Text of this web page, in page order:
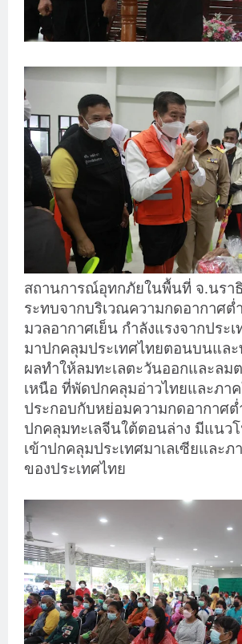
สถานการณ์อุทกภัยในพื้นที่ จ.นรา
ระทบจากบริเวณความกดอากาศต่
มวลอากาศเย็น กำลังแรงจากประ
มาปกคลุมประเทศไทยตอนบนและ
ผลทำให้ลมทะเลตะวันออกและลม
เหนือ ที่พัดปกคลุมอ่าวไทยและภา
ประกอบกับหย่อมความกดอากาศต่
ปกคลุมทะเลจีนใต้ตอนล่าง มีแนว
เข้าปกคลุมประเทศมาเลเซียและภ
ของประเทศไทย